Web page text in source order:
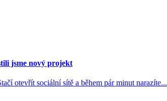
jsme nový projekt
otevřít sociální sítě a během pár minut narazíte...